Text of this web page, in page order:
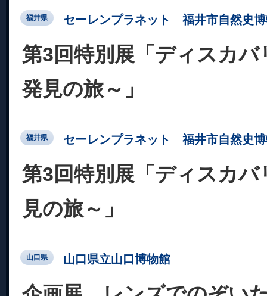
福井県 セーレンプラネット 福井市自然史
第3回特別展「ディスカ
発見の旅～」
福井県 セーレンプラネット 福井市自然史
第3回特別展「ディスカ
見の旅～」
山口県 山口県立山口博物館